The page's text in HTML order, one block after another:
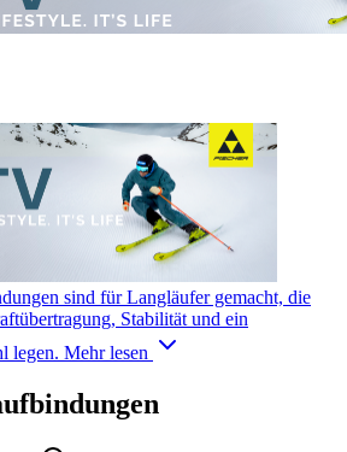
sind für Langläufer gemacht, die
Stabilität und ein
legen. Mehr lesen